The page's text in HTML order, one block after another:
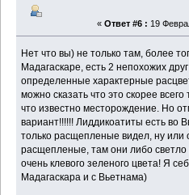
« Ответ #6 : 19
Нет что вы) не только там, более
Мадагаскаре, есть 2 непохожих
определенные характерные
можно сказать что это скорее
что известно месторождение. Но
вариант!!!!!! Лиддикоатиты есть во
только расщепленые видел, ну или
расщепленые, там они либо
очень клевого зеленого цвета! Я
Мадагаскара и с Вьетнама)